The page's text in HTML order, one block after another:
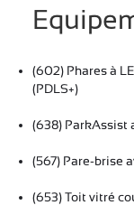
(602) Phares à
(PDLS+)
(638) ParkAssist
(567) Pare-brise
(653) Toit vitré